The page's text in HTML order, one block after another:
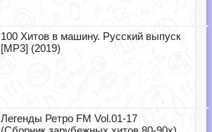
100 Хитов в машину. Русский выпуск
[MP3] (2019)
Легенды Ретро FM Vol.01-17